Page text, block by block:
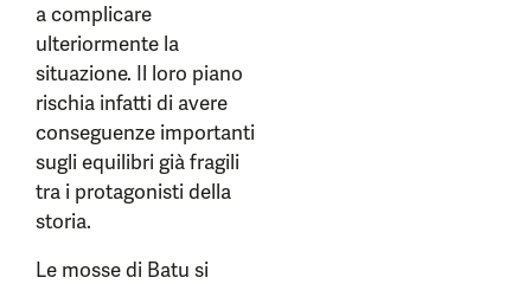
a complicare
ulteriormente la
situazione. Il loro piano
rischia infatti di avere
conseguenze importanti
sugli equilibri già fragili
tra i protagonisti della
storia.
Le mosse di Batu si